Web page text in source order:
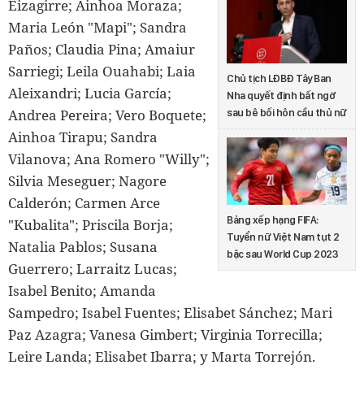
Chủ tịch LĐBĐ Tây Ban
Nha quyết định bất ngờ
sau bê bối hôn cầu thủ nữ
Bảng xếp hạng FIFA:
Tuyển nữ Việt Nam tụt 2
bậc sau World Cup 2023
Eizagirre; Ainhoa Moraza;
Maria León "Mapi"; Sandra
Paños; Claudia Pina; Amaiur
Sarriegi; Leila Ouahabi; Laia
Aleixandri; Lucia García;
Andrea Pereira; Vero Boquete;
Ainhoa Tirapu; Sandra
Vilanova; Ana Romero "Willy";
Silvia Meseguer; Nagore
Calderón; Carmen Arce
"Kubalita"; Priscila Borja;
Natalia Pablos; Susana
Guerrero; Larraitz Lucas;
Isabel Benito; Amanda
Sampedro; Isabel Fuentes; Elisabet Sánchez; Mari
Paz Azagra; Vanesa Gimbert; Virginia Torrecilla;
Leire Landa; Elisabet Ibarra; y Marta Torrejón.